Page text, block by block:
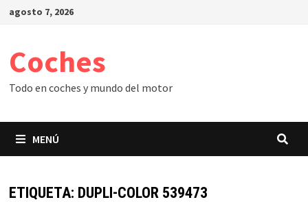
Saltar
agosto 7, 2026
Coches
Todo en coches y mundo del motor
MENÚ
ETIQUETA: DUPLI-COLOR 539473